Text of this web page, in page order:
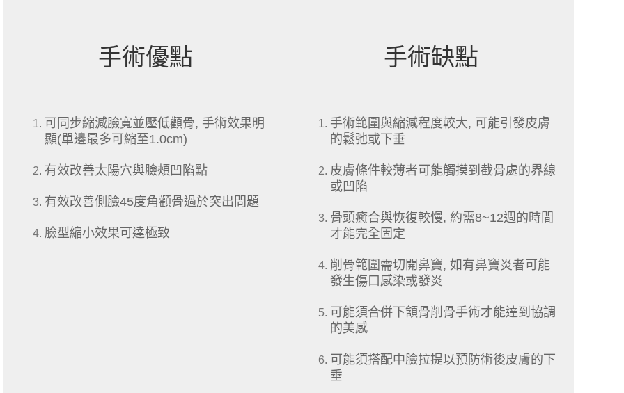
手術優點
可同步縮減臉寬並壓低顴骨, 手術效果明
顯(單邊最多可縮至1.0cm)
有效改善太陽穴與臉頰凹陷點
有效改善側臉45度角顴骨過於突出問題
臉型縮小效果可達極致
手術缺點
手術範圍與縮減程度較大, 可能引發皮膚
的鬆弛或下垂
皮膚條件較薄者可能觸摸到截骨處的界線
或凹陷
骨頭癒合與恢復較慢, 約需8~12週的時間
才能完全固定
削骨範圍需切開鼻竇, 如有鼻竇炎者可能
發生傷口感染或發炎
可能須合併下頷骨削骨手術才能達到協調
的美感
可能須搭配中臉拉提以預防術後皮膚的下
垂